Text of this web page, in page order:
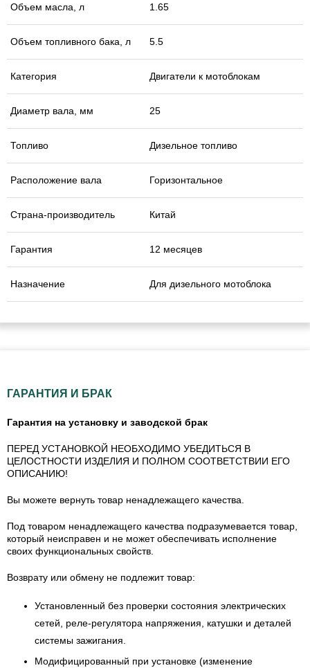
Объем масла, л 1.65
Объем топливного бака, л 5.5
Категория Двигатели к мотоблокам
Диаметр вала, мм 25
Топливо Дизельное топливо
Расположение вала Горизонтальное
Страна-производитель Китай
Гарантия 12 месяцев
Назначение Для дизельного мотоблока
ГАРАНТИЯ И БРАК
Гарантия на установку и заводской брак
ПЕРЕД УСТАНОВКОЙ НЕОБХОДИМО УБЕДИТЬСЯ В
ЦЕЛОСТНОСТИ ИЗДЕЛИЯ И ПОЛНОМ СООТВЕТСТВИИ ЕГО
ОПИСАНИЮ!
Вы можете вернуть товар ненадлежащего качества.
Под товаром ненадлежащего качества подразумевается товар,
который неисправен и не может обеспечивать исполнение
своих функциональных свойств.
Возврату или обмену не подлежит товар:
Установленный без проверки состояния электрических
сетей, реле-регулятора напряжения, катушки и деталей
системы зажигания.
Модифицированный при установке (изменение